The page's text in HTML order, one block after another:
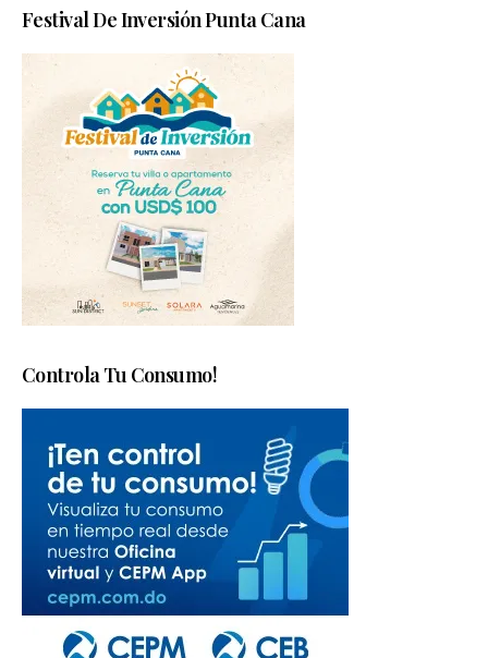
Festival De Inversión Punta Cana
Controla Tu Consumo!